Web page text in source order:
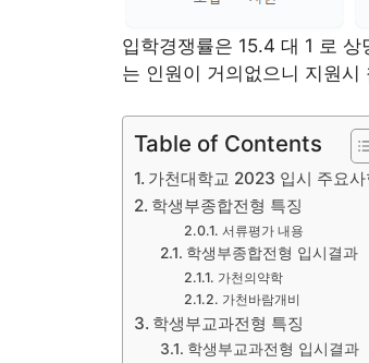
입학경쟁률은 15.4 대 1 로
는 인원이 거의없으니 지원시
Table of Contents
가천대학교 2023 입시 주요사
학생부종합전형 특징
서류평가 내용
학생부종합전형 입시결과
가천의약학
가천바람개비
학생부교과전형 특징
학생부교과전형 입시결과